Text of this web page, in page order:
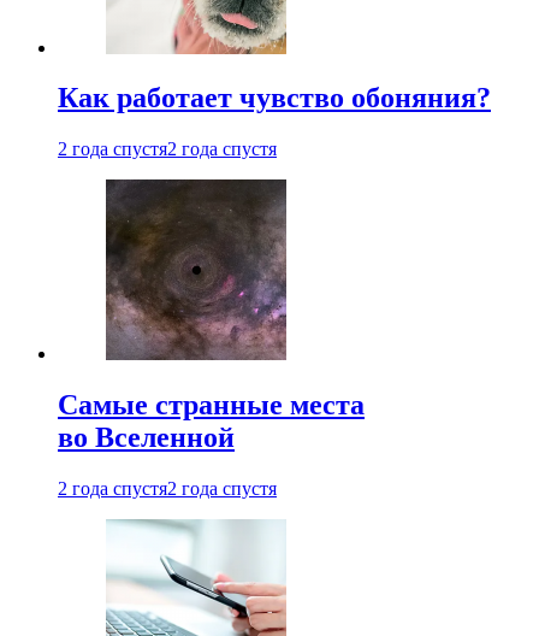
Как работает чувство обоняния?
2 года спустя2 года спустя
Самые странные места
во Вселенной
2 года спустя2 года спустя